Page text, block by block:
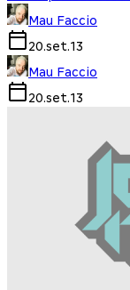
Mau Faccio
20.set.13
Mau Faccio
20.set.13